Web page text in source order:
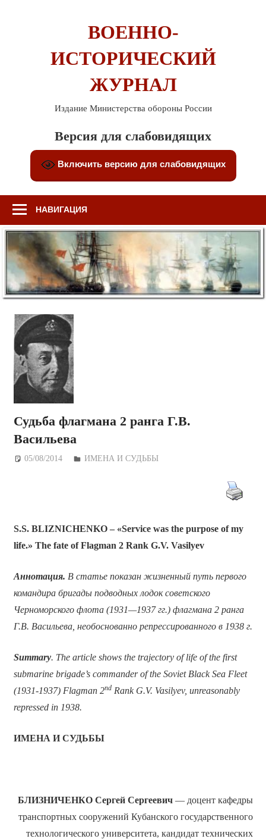
ВОЕННО-
ИСТОРИЧЕСКИЙ
ЖУРНАЛ
Издание Министерства обороны России
Версия для слабовидящих
Включить версию для слабовидящих
НАВИГАЦИЯ
Судьба флагмана 2 ранга Г.В.
Васильева
05/08/2014 Дежурный по Редакции
ИМЕНА И СУДЬБЫ
S.S. BLIZNICHENKO – «Service was the purpose of my
life.» The fate of Flagman 2 Rank G.V. Vasilyev
Аннотация. В статье показан жизненный путь первого
командира бригады подводных лодок советского
Черноморского флота (1931—1937 гг.) флагмана 2 ранга
Г.В. Васильева, необоснованно репрессированного в 1938 г.
Summary. The article shows the trajectory of life of the first
submarine brigade’s commander of the Soviet Black Sea Fleet
(1931-1937) Flagman 2ndRank G.V. Vasilyev, unreasonably
repressed in 1938.
ИМЕНА И СУДЬБЫ
БЛИЗНИЧЕНКО Сергей Сергеевич— доцент кафедры
транспортных сооружений Кубанского государственного
технологического университета, кандидат технических